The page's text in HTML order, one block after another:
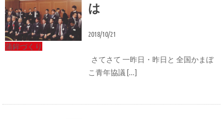
蒲鉾づくり
は
2018/10/21
さてさて 一昨日・昨日と 全国かまぼ
こ青年協議 […]